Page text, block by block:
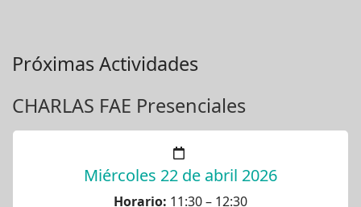
Próximas Actividades
CHARLAS FAE Presenciales
Miércoles 22 de abril 2026
Horario: 11:30 – 12:30